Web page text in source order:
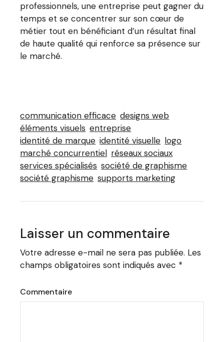
professionnels, une entreprise peut gagner du
temps et se concentrer sur son cœur de
métier tout en bénéficiant d’un résultat final
de haute qualité qui renforce sa présence sur
le marché.
communication efficace designs web
éléments visuels entreprise
identité de marque identité visuelle logo
marché concurrentiel réseaux sociaux
services spécialisés société de graphisme
société graphisme supports marketing
Laisser un commentaire
Votre adresse e-mail ne sera pas publiée. Les
champs obligatoires sont indiqués avec *
Commentaire